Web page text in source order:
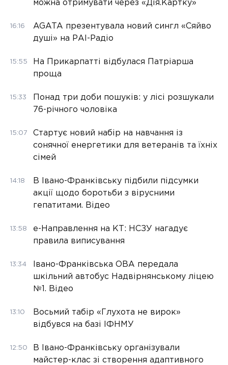
можна отримувати через «Дія.Картку»
16:16
AGATA презентувала новий сингл «Сяйво
душі» на РАІ-Радіо
15:55
На Прикарпатті відбулася Патріарша
проща
15:33
Понад три доби пошуків: у лісі розшукали
76-річного чоловіка
15:07
Стартує новий набір на навчання із
сонячної енергетики для ветеранів та їхніх
сімей
14:18
В Івано-Франківську підбили підсумки
акції щодо боротьби з вірусними
гепатитами. Відео
13:58
е-Направлення на КТ: НСЗУ нагадує
правила виписування
13:34
Івано-Франківська ОВА передала
шкільний автобус Надвірнянському ліцею
№1. Відео
13:10
Восьмий табір «Глухота не вирок»
відбувся на базі ІФНМУ
12:50
В Івано-Франківську організували
майстер-клас зі створення адаптивного